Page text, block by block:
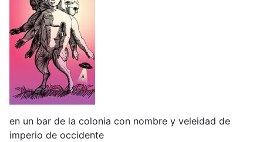
en un bar de la colonia con nombre y veleidad de
imperio de occidente